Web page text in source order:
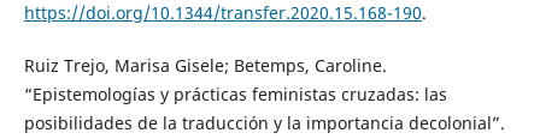
https://doi.org/10.1344/transfer.2020.15.168-190.
Ruiz Trejo, Marisa Gisele; Betemps, Caroline.
“Epistemologías y prácticas feministas cruzadas: las
posibilidades de la traducción y la importancia decolonial”.